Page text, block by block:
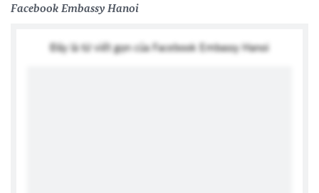
Facebook Embassy Hanoi
Đây là từ viết gọn của Facebook Embassy Hanoi